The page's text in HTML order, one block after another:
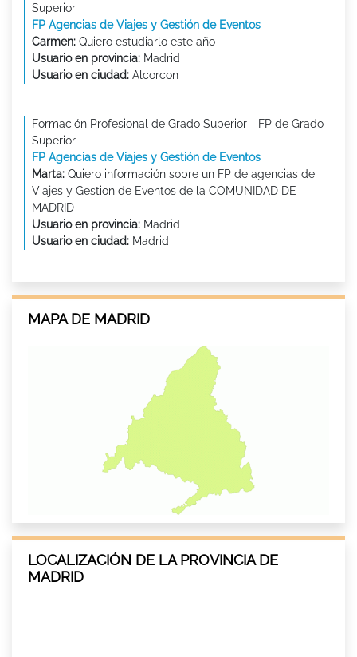
Superior
FP Agencias de Viajes y Gestión de Eventos
Carmen: Quiero estudiarlo este año
Usuario en provincia: Madrid
Usuario en ciudad: Alcorcon
Formación Profesional de Grado Superior - FP de Grado
Superior
FP Agencias de Viajes y Gestión de Eventos
Marta: Quiero información sobre un FP de agencias de
Viajes y Gestion de Eventos de la COMUNIDAD DE
MADRID
Usuario en provincia: Madrid
Usuario en ciudad: Madrid
MAPA DE MADRID
LOCALIZACIÓN DE LA PROVINCIA DE
MADRID